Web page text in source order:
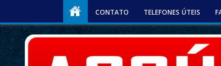
CONTATO TELEFONES ÚTEIS